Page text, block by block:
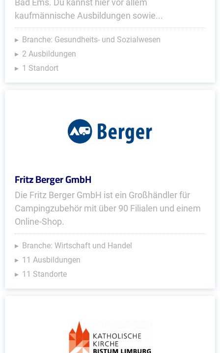
Bad Ems. Du kannst hier vor allem
kaufmännische Ausbildungen sowie...
Branche: Gesundheits- und Sozialwesen
2 Ausbildungen
1 Standort
Fritz Berger GmbH
Die Fritz Berger GmbH ist ein Großhändler für
Campingzubehör mit über 90 Filialen und einem
Online-Shop.
Branche: Wirtschaft und Handel
11 Ausbildungen
11 Standorte